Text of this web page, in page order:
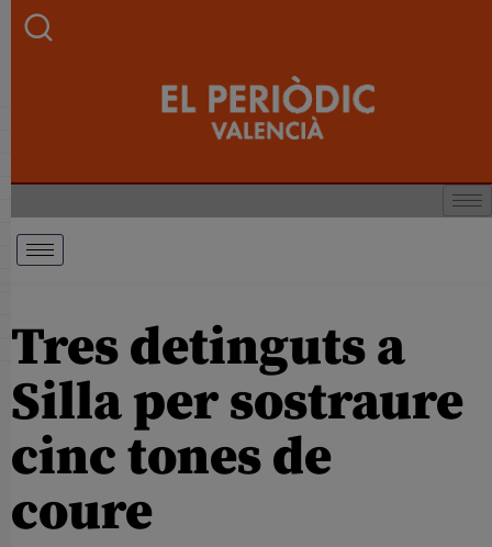
Tres detinguts a
Silla per sostraure
cinc tones de
coure